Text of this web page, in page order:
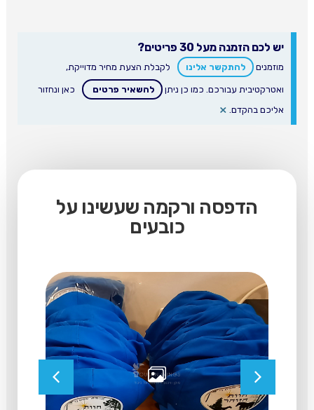
יש לכם הזמנה מעל 30 פריטים?
מוזמנים להתקשר אלינו לקבלת הצעת מחיר מדוייקת,
ואטרקטיבית עבורכם. כמו כן ניתן להשאיר פרטים
כאן ונחזור
אליכם בהקדם. ×
הדפסה ורקמה שעשינו על
כובעים